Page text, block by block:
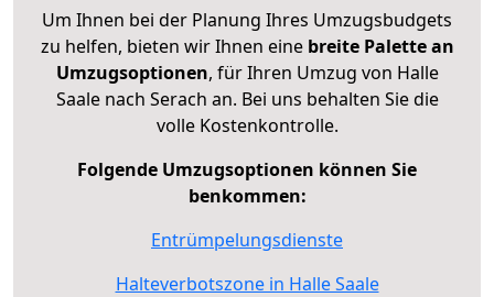
Um Ihnen bei der Planung Ihres Umzugsbudgets
zu helfen, bieten wir Ihnen eine breite Palette an
Umzugsoptionen, für Ihren Umzug von Halle
Saale nach Serach an. Bei uns behalten Sie die
volle Kostenkontrolle.
Folgende Umzugsoptionen können Sie
benkommen:
Entrümpelungsdienste
Halteverbotszone in Halle Saale